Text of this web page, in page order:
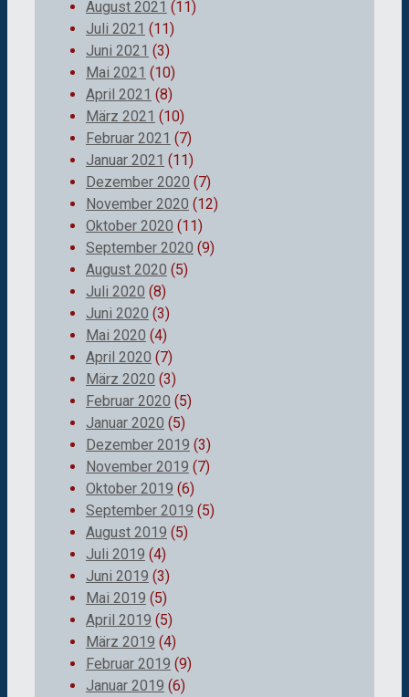
August 2021 (11)
Juli 2021 (11)
Juni 2021 (3)
Mai 2021 (10)
April 2021 (8)
März 2021 (10)
Februar 2021 (7)
Januar 2021 (11)
Dezember 2020 (7)
November 2020 (12)
Oktober 2020 (11)
September 2020 (9)
August 2020 (5)
Juli 2020 (8)
Juni 2020 (3)
Mai 2020 (4)
April 2020 (7)
März 2020 (3)
Februar 2020 (5)
Januar 2020 (5)
Dezember 2019 (3)
November 2019 (7)
Oktober 2019 (6)
September 2019 (5)
August 2019 (5)
Juli 2019 (4)
Juni 2019 (3)
Mai 2019 (5)
April 2019 (5)
März 2019 (4)
Februar 2019 (9)
Januar 2019 (6)